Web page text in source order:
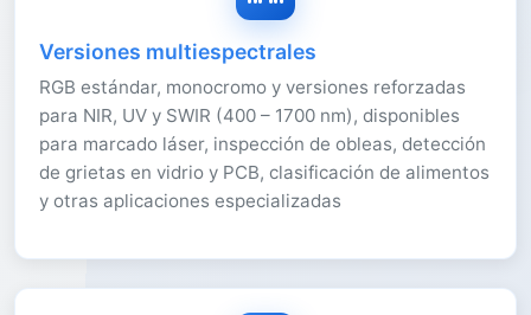
Versiones multiespectrales
RGB estándar, monocromo y versiones reforzadas
para NIR, UV y SWIR (400 – 1700 nm), disponibles
para marcado láser, inspección de obleas, detección
de grietas en vidrio y PCB, clasificación de alimentos
y otras aplicaciones especializadas